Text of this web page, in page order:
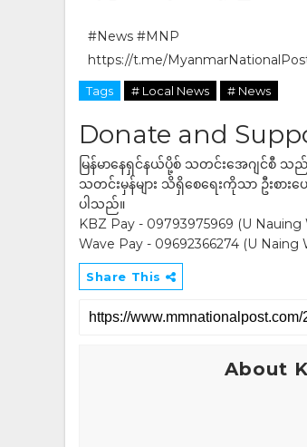
#News #MNP
https://t.me/
Tags # Local News # News
Donate and
မြန်မာနေရှင်နယ်ပို့စ် သတင်းအေဂျင်စီ သ
သတင်းမှန်များ သိရှိစေရေးကိုသာ ဦးစာ
ပါသည်။
KBZ Pay - 09793975969 (U Nauing
Wave Pay - 09692366274 (U Naing
Share This
About